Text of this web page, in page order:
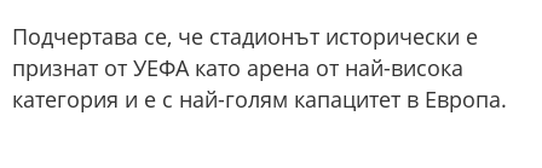
Подчертава се, че стадионът исторически е
признат от УЕФА като арена от най-висока
категория и е с най-голям капацитет в Европа.